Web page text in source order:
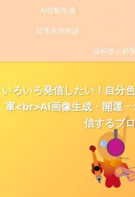
いろいろ発信したい！自分
軍<br>AI画像生成・開運
信するブ
AI自動生成
日常生活的談
非科学と科